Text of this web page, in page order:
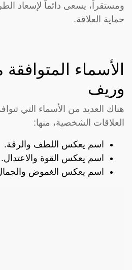
ومستقراً، يسعى دائماً لإسعاد
حماية العلاقة.
الأسماء
وريف
هناك العديد من الأسماء التي
العلاقات الشخصية، منها:
اسم يعكس اللطف والرقة.
اسم يعكس القوة والاعتدال.
اسم يعكس الغموض